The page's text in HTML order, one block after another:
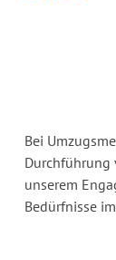
Bei
Durchführung
unserem
Bedürfnisse